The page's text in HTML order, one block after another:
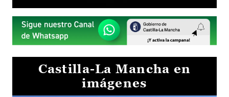
Castilla-La Mancha en
imágenes